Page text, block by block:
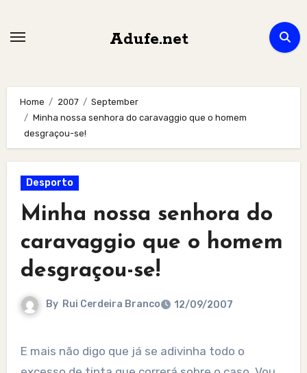
Adufe.net
Home 2007
September
Minha nossa senhora do caravaggio que o homem
desgraçou-se!
Desporto
Minha nossa senhora do
caravaggio que o homem
desgraçou-se!
By Rui Cerdeira Branco 12/09/2007
E mais não digo que já se adivinha todo o